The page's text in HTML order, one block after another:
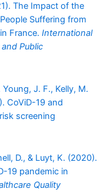
The Impact of the
Suffering from
France. International
Public
J. F., Kelly, M.
CoViD-19 and
screening
D., & Luyt, K. (2020).
19 pandemic in
Quality